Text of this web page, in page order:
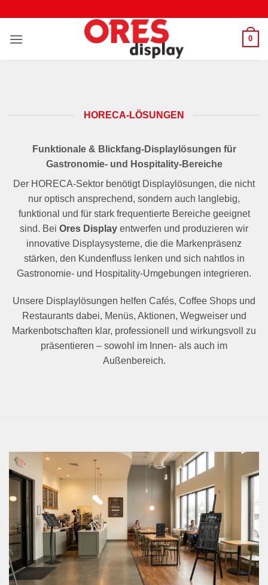
springen
0
HORECA-LÖSUNGEN
Funktionale & Blickfang-Displaylösungen für
Gastronomie- und Hospitality-Bereiche
Der HORECA-Sektor benötigt Displaylösungen, die nicht
nur optisch ansprechend, sondern auch langlebig,
funktional und für stark frequentierte Bereiche geeignet
sind. Bei Ores Display entwerfen und produzieren wir
innovative Displaysysteme, die die Markenpräsenz
stärken, den Kundenfluss lenken und sich nahtlos in
Gastronomie- und Hospitality-Umgebungen integrieren.
Unsere Displaylösungen helfen Cafés, Coffee Shops und
Restaurants dabei, Menüs, Aktionen, Wegweiser und
Markenbotschaften klar, professionell und wirkungsvoll zu
präsentieren – sowohl im Innen- als auch im
Außenbereich.